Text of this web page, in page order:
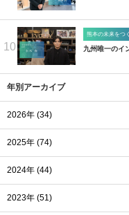
10
熊本の未来をつ
九州唯一のイ
年別アーカイブ
2026年 (34)
2025年 (74)
2024年 (44)
2023年 (51)